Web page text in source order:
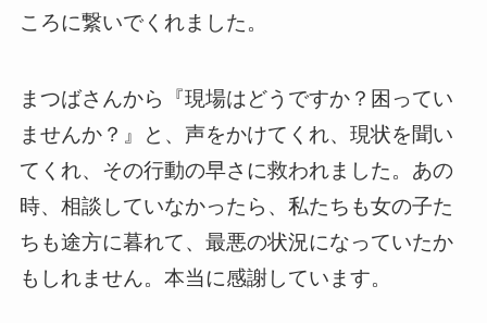
ころに繋いでくれました。
まつばさんから『現場はどうですか？困ってい
ませんか？』と、声をかけてくれ、現状を聞い
てくれ、その行動の早さに救われました。あの
時、相談していなかったら、私たちも女の子た
ちも途方に暮れて、最悪の状況になっていたか
もしれません。本当に感謝しています。